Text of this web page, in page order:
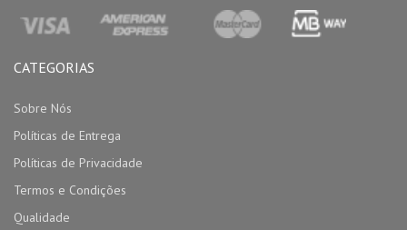
CATEGORIAS
Sobre Nós
Políticas de Entrega
Políticas de Privacidade
Termos e Condições
Qualidade